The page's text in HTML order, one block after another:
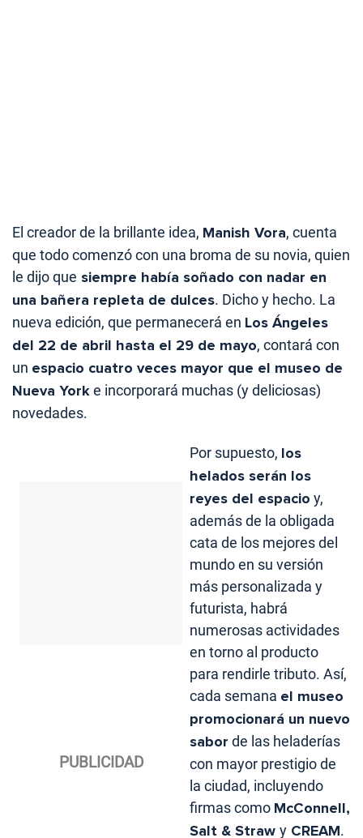
El creador de la brillante idea, Manish Vora, cuenta
que todo comenzó con una broma de su novia, quien
le dijo que siempre había soñado con nadar en
una bañera repleta de dulces. Dicho y hecho. La
nueva edición, que permanecerá en Los Ángeles
del 22 de abril hasta el 29 de mayo, contará con
un espacio cuatro veces mayor que el museo de
Nueva Yorke incorporará muchas (y deliciosas)
novedades.
Por supuesto, los
helados serán los
reyes del espacio y,
además de la obligada
cata de los mejores del
mundo en su versión
más personalizada y
futurista, habrá
numerosas actividades
en torno al producto
para rendirle tributo. Así,
cada semana el museo
promocionará un nuevo
sabor de las heladerías
con mayor prestigio de
la ciudad, incluyendo
firmas como McConnell,
Salt & Strawy CREAM.